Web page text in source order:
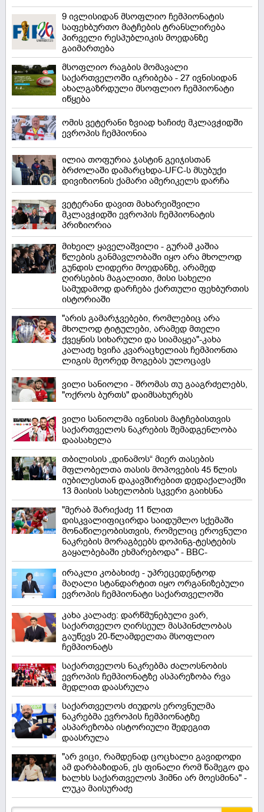
9 ივლისიდან მსოფლიო ჩემპიონატის
საფეხბურთო მატჩების ტრანსლირება
პირველი რესპუბლიკის მოედანზე
გაიმართება
მსოფლიო რაგბის მომავალი
საქართველოში იკრიბება - 27 ივნისიდან
ახალგაზრდული მსოფლიო ჩემპიონატი
იწყება
ომის ვეტერანი ზვიად ხაჩიძე მკლავჭიდში
ევროპის ჩემპიონია
ილია თოფურია ჯასტინ გეიჯისთან
ბრძოლაში დამარცხდა-UFC-ს მსუბუქი
დივიზიონის ქამარი ამერიკელს დარჩა
ვეტერანი დავით მახარეიშვილი
მკლავჭიდში ევროპის ჩემპიონატის
პრიზიორია
მიხეილ ყაველაშვილი - გურამ კაშია
წლების განმავლობაში იყო არა მხოლოდ
გუნდის ლიდერი მოედანზე, არამედ
ღირსების მაგალითი, მისი სახელი
სამუდამოდ დარჩება ქართული ფეხბურთის
ისტორიაში
"არის გამარჯვებები, რომლებიც არა
მხოლოდ ტიტულები, არამედ მთელი
ქვეყნის სიხარული და სიამაყეა"-კახა
კალაძე ხვიჩა კვარაცხელიას ჩემპიონთა
ლიგის მეორედ მოგებას ულოცავს
ვილი სანიოლი - შრომას თუ გააგრძელებს,
"ოქროს ბურთს" დაიმსახურებს
ვილი სანიოლმა ივნისის მატჩებისთვის
საქართველოს ნაკრების შემადგენლობა
დაასახელა
თბილისის „დინამოს“ მიერ თასების
მფლობელთა თასის მოპოვების 45 წლის
იუბილესთან დაკავშირებით დედაქალაქში
13 მაისის სახელობის სკვერი გაიხსნა
"მერაბ შარიქაძე 11 წლით
დისკვალიფიცირდა საიდუმლო სქემაში
მონაწილეობისთვის, რომელიც ეროვნული
ნაკრების მორაგბეებს დოპინგ-ტესტების
გაყალბებაში ეხმარებოდა" - BBC-
ირაკლი კობახიძე - უპრეცედენტოდ
მაღალი სტანდარტით იყო ორგანიზებული
ევროპის ჩემპიონატი საქართველოში
კახა კალაძე: დარწმუნებული ვარ,
საქართველო ღირსეულ მასპინძლობას
გაუწევს 20-წლამდელთა მსოფლიო
ჩემპიონატს
საქართველოს ნაკრებმა ძალოსნობის
ევროპის ჩემპიონატზე ასპარეზობა რვა
მედლით დაასრულა
საქართველოს ძიუდოს ეროვნულმა
ნაკრებმა ევროპის ჩემპიონატზე
ასპარეზობა ისტორიული შედეგით
დაასრულა
"არ ვიცი, რამდენად ცოცხალი გავიდოდი
ამ დარბაზიდან, ეს ფინალი რომ წამეგო და
ხალხს საქართველოს ჰიმნი არ მოესმინა" -
ლუკა მაისურაძე